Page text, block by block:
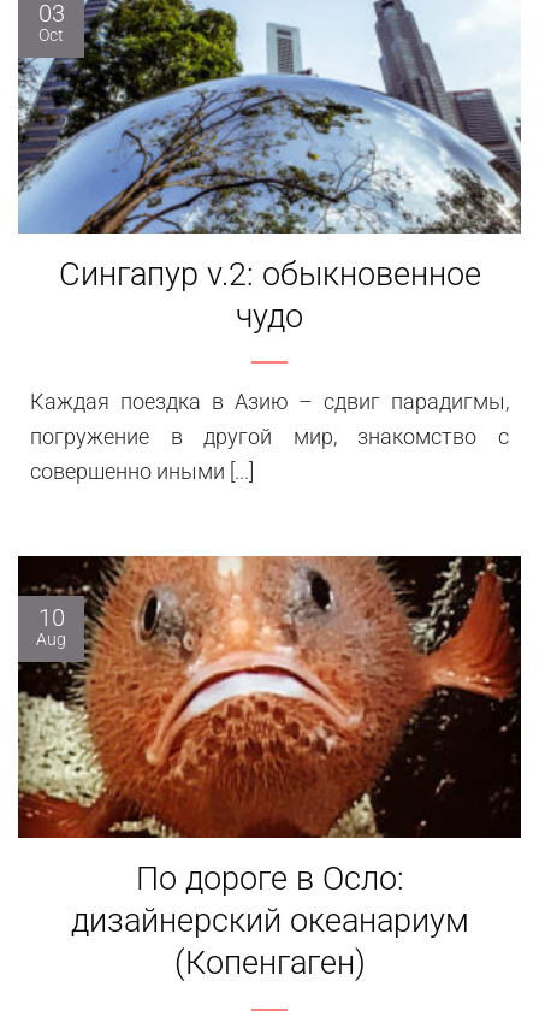
Сингапур v.2: обыкновенное
чудо
Каждая поездка в Азию – сдвиг парадигмы,
погружение в другой мир, знакомство с
совершенно иными [...]
03
Oct
По дороге в Осло:
дизайнерский океанариум
(Копенгаген)
10
Aug